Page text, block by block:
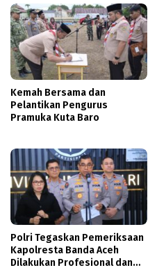
Kemah Bersama dan
Pelantikan Pengurus
Pramuka Kuta Baro
Polri Tegaskan Pemeriksaan
Kapolresta Banda Aceh
Dilakukan Profesional dan